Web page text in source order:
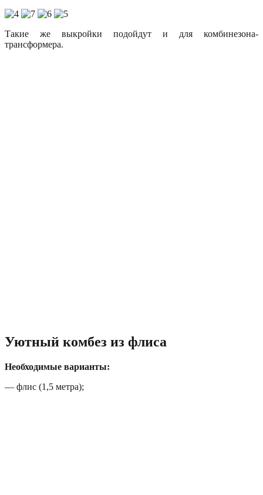
Такие же выкройки подойдут и для комбинезона-
трансформера.
Уютный комбез из флиса
Необходимые варианты:
— флис (1,5 метра);